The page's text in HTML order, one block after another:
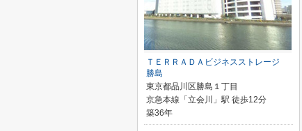
ＴＥＲＲＡＤＡビジネスストレージ
勝島
東京都品川区勝島１丁目
京急本線「立会川」駅 徒歩12分
築36年